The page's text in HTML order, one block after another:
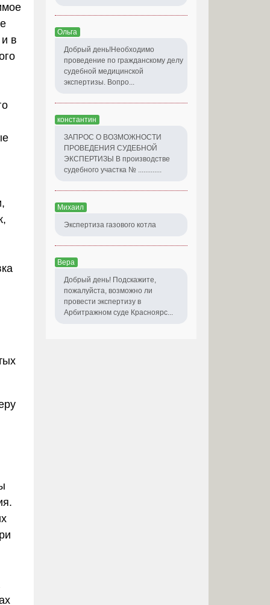
в
Ольга
Добрый день!Необходимо
проведение по гражданскому делу
судебной медицинской
экспертизы. Вопро...
константин
ЗАПРОС О ВОЗМОЖНОСТИ
ПРОВЕДЕНИЯ СУДЕБНОЙ
ЭКСПЕРТИЗЫ В производстве
судебного участка № .............
Михаил
Экспертиза газового котла
Вера
Добрый день! Подскажите,
пожалуйста, возможно ли
провести экспертизу в
Арбитражном суде Красноярс...